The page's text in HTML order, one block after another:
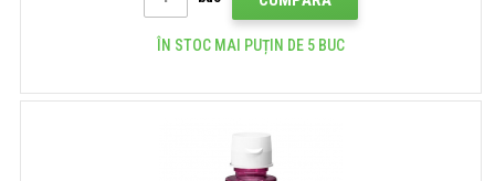
ÎN STOC MAI PUȚIN DE 5 BUC